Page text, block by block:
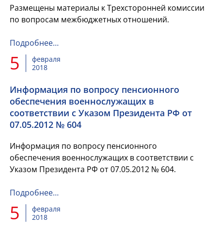
Размещены материалы к Трехсторонней комиссии
по вопросам межбюджетных отношений.
Подробнее…
5
февраля
2018
Информация по вопросу пенсионного
обеспечения военнослужащих в
соответствии с Указом Президента РФ от
07.05.2012 № 604
Информация по вопросу пенсионного
обеспечения военнослужащих в соответствии с
Указом Президента РФ от 07.05.2012 № 604.
Подробнее…
5
февраля
2018